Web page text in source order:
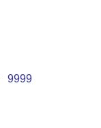
9999